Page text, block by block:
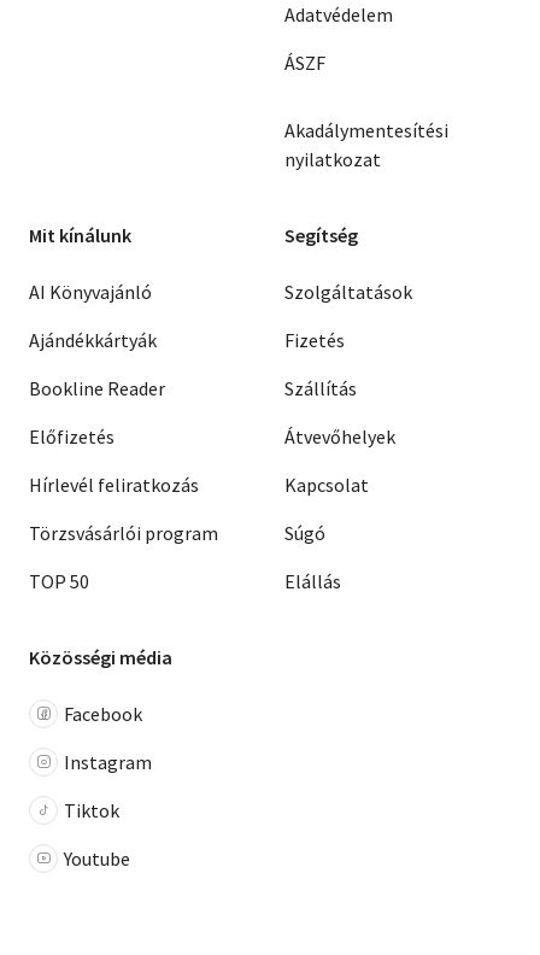
Adatvédelem
ÁSZF
Akadálymentesítési
nyilatkozat
Mit kínálunk
AI Könyvajánló
Ajándékkártyák
Bookline Reader
Előfizetés
Hírlevél feliratkozás
Törzsvásárlói program
TOP 50
Segítség
Szolgáltatások
Fizetés
Szállítás
Átvevőhelyek
Kapcsolat
Súgó
Elállás
Közösségi média
Facebook
Instagram
Tiktok
Youtube